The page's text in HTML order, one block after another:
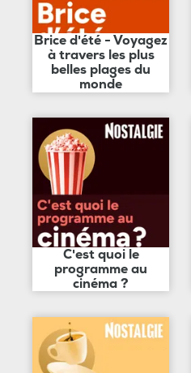
Brice d'été - Voyagez
à travers les plus
belles plages du
monde
C'est quoi le
programme au
cinéma ?